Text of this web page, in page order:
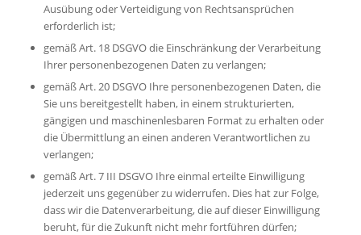
Ausübung oder Verteidigung von Rechtsansprüchen
erforderlich ist;
gemäß Art. 18 DSGVO die Einschränkung der Verarbeitung
Ihrer personenbezogenen Daten zu verlangen;
gemäß Art. 20 DSGVO Ihre personenbezogenen Daten, die
Sie uns bereitgestellt haben, in einem strukturierten,
gängigen und maschinenlesbaren Format zu erhalten oder
die Übermittlung an einen anderen Verantwortlichen zu
verlangen;
gemäß Art. 7 III DSGVO Ihre einmal erteilte Einwilligung
jederzeit uns gegenüber zu widerrufen. Dies hat zur Folge,
dass wir die Datenverarbeitung, die auf dieser Einwilligung
beruht, für die Zukunft nicht mehr fortführen dürfen;